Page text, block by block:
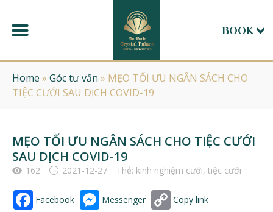
BOOK
Home » Góc tư vấn » MẸO TỐI ƯU NGÂN SÁCH CHO
TIỆC CƯỚI SAU DỊCH COVID-19
MẸO TỐI ƯU NGÂN SÁCH CHO TIỆC CƯỚI
SAU DỊCH COVID-19
162 2021-12-27 Thẻ: kinh nghiệm cưới, tiệc cưới
Facebook Messenger Copy link